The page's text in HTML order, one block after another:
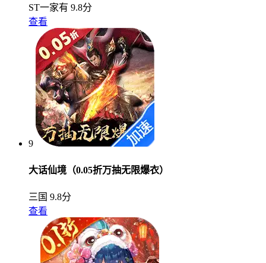
ST一家有 9.8分
查看
9
大话仙境（0.05折万抽无限爆衣）
三国 9.8分
查看